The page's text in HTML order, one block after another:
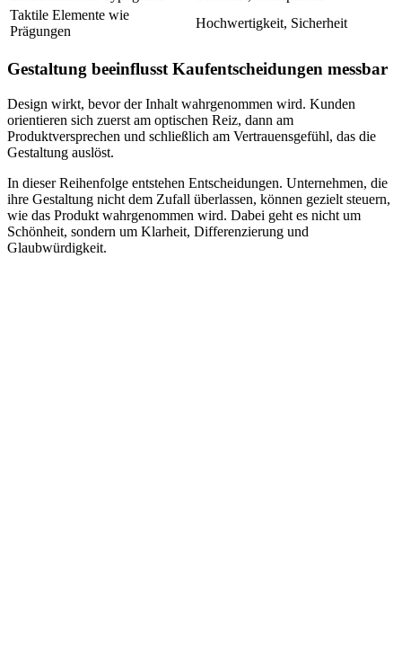
Taktile Elemente wie
Prägungen
Hochwertigkeit, Sicherheit
Gestaltung beeinflusst Kaufentscheidungen messbar
Design wirkt, bevor der Inhalt wahrgenommen wird. Kunden
orientieren sich zuerst am optischen Reiz, dann am
Produktversprechen und schließlich am Vertrauensgefühl, das die
Gestaltung auslöst.
In dieser Reihenfolge entstehen Entscheidungen. Unternehmen, die
ihre Gestaltung nicht dem Zufall überlassen, können gezielt steuern,
wie das Produkt wahrgenommen wird. Dabei geht es nicht um
Schönheit, sondern um Klarheit, Differenzierung und
Glaubwürdigkeit.